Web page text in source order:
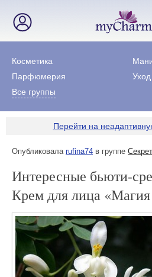
Косметика
Парфюмерия
Все группы
Перейти на
Опубликовала rufina74 в группе
Интересные бьюти-
Крем для лица